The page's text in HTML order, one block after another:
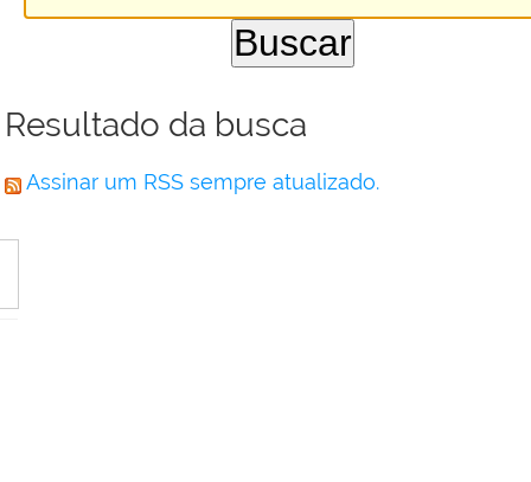
Resultado da busca
Assinar um RSS sempre atualizado.